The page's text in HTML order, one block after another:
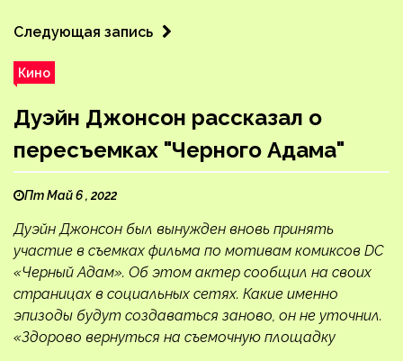
Следующая запись
Кино
Дуэйн Джонсон рассказал о
пересъемках "Черного Адама"
Пт Май 6 , 2022
Дуэйн Джонсон был вынужден вновь принять
участие в съемках фильма по мотивам комиксов DC
«Черный Адам». Об этом актер сообщил на своих
страницах в социальных сетях. Какие именно
эпизоды будут создаваться заново, он не уточнил.
«Здорово вернуться на съемочную площадку